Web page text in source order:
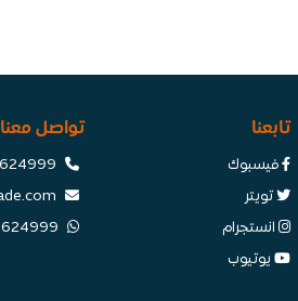
تابعنا
فيسبوك
تويتر
انستجرام
يوتيوب
تواصل معنا